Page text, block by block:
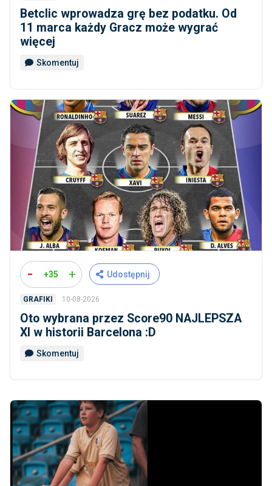
Betclic wprowadza grę bez podatku. Od
11 marca każdy Gracz może wygrać
więcej
Skomentuj
- +35 + Udostępnij
GRAFIKI 10-08-2026
Oto wybrana przez Score90 NAJLEPSZA
XI w historii Barcelona :D
Skomentuj